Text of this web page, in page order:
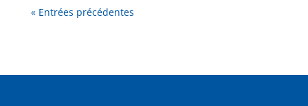
« Entrées précédentes